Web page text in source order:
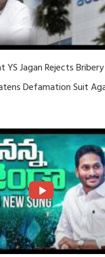
YS Jagan Rejects
Defamation Suit